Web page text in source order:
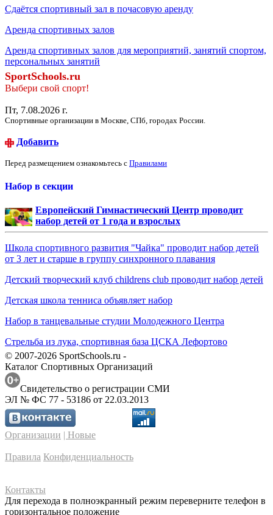
Сдаётся спортивный зал в почасовую аренду
Аренда спортивных залов
Аренда спортивных залов для мероприятий, занятий спортом,
персональных занятий
SportSchools.ru
Выбери свой спорт!
Пт, 7.08.2026 г.
Спортивные организации в Москве, СПб, городах России.
Добавить
Перед размещением ознакомьтесь с Правилами
Набор в секции
Европейский Гимнастический Центр проводит
набор детей от 1 года и взрослых
Школа спортивного развития "Чайка" проводит набор детей
от 3 лет и старше в группу синхронного плавания
Детский творческий клуб childrens club проводит набор детей
Детская школа тенниса объявляет набор
Набор в танцевальные студии Молодежного Центра
Стрельба из лука, спортивная база ЦСКА Лефортово
© 2007-2026 SportSchools.ru -
Каталог Спортивных Организаций
Свидетельство о регистрации СМИ
ЭЛ № ФС 77 - 53186 от 22.03.2013
Организации | Новые
Правила Конфиденциальность
Контакты
Для перехода в полноэкранный режим переверните телефон в
горизонтальное положение